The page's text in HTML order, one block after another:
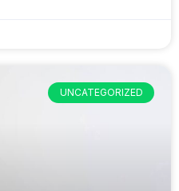
UNCATEGORIZED